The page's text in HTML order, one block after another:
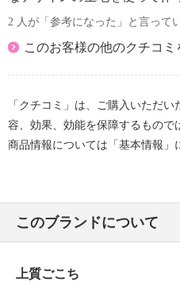
2 人が「参考になった」と言って
このお客様の他のクチコミ
「クチコミ」は、ご購入いただ
容、効果、効能を保障するもので
商品情報については「基本情報」
このブランドについて
上質ごこち